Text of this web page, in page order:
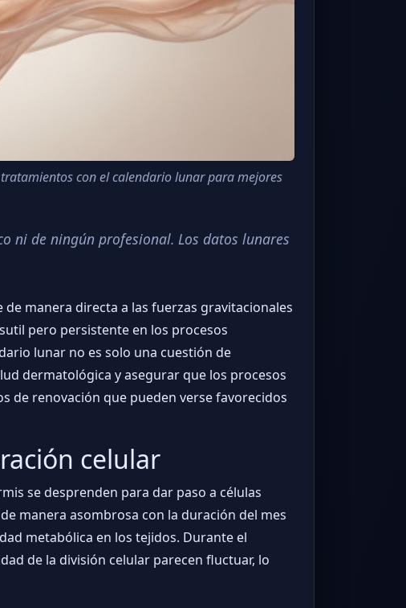
con el calendario lunar para mejores
ni de ningún profesional. Los datos lunares
manera directa a las fuerzas gravitacionales
pero persistente en los procesos
lunar no es solo una cuestión de
dermatológica y asegurar que los procesos
de renovación que pueden verse favorecidos
celular
se desprenden para dar paso a células
manera asombrosa con la duración del mes
metabólica en los tejidos. Durante el
de la división celular parecen fluctuar, lo